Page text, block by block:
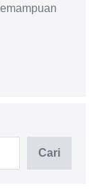
Cari